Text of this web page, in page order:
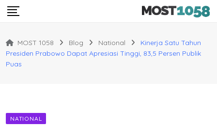
Skip
MOST 1058 Blog National
Kinerja Satu Tahun
Presiden Prabowo Dapat Apresiasi Tinggi, 83,5 Persen Publik
Puas
NATIONAL